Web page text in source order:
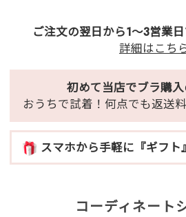
ご注文の翌日から1～3営業日
詳細はこち
初めて当店でブラ購入
おうちで試着！何点でも返送
スマホから手軽に『ギフト
コーディネート